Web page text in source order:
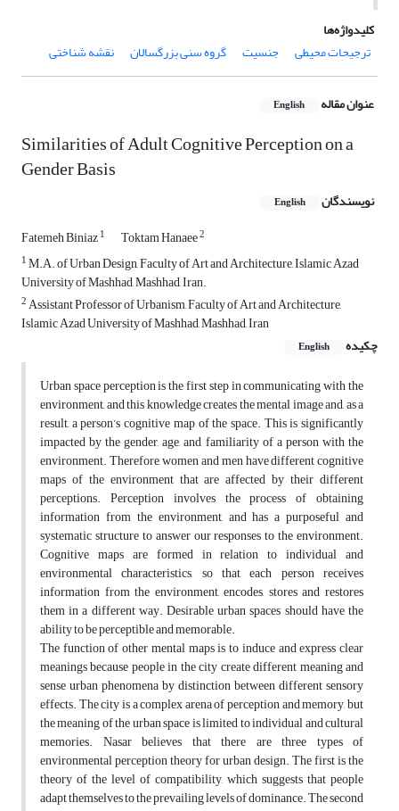
کلیدواژه‌ها
ترجیحات محیطی
جنسیت گروه سنی بزرگسالان نقشه شناختی
عنوان مقاله English
Similarities of Adult Cognitive Perception on a
Gender Basis
نویسندگان English
Fatemeh Biniaz1 Toktam Hanaee2
1M.A. of Urban Design, Faculty of Art and Architecture, Islamic Azad
University of Mashhad, Mashhad, Iran.
2Assistant Professor of Urbanism, Faculty of Art and Architecture,
Islamic Azad University of Mashhad, Mashhad, Iran
چکیده
English
Urban space perception is the first step in communicating with the
environment, and this knowledge creates the mental image and, as a
result, a person’s cognitive map of the space. This is significantly
impacted by the gender, age, and familiarity of a person with the
environment. Therefore, women and men have different cognitive
maps of the environment that are affected by their different
perceptions. Perception involves the process of obtaining
information from the environment, and has a purposeful and
systematic structure to answer our responses to the environment.
Cognitive maps are formed in relation to individual and
environmental characteristics, so that each person receives
information from the environment, encodes, stores and restores
them in a different way. Desirable urban spaces should have the
ability to be perceptible and memorable.
The function of other mental maps is to induce and express clear
meanings because people in the city create different meaning and
sense urban phenomena by distinction between different sensory
effects. The city is a complex arena of perception and memory, but
the meaning of the urban space is limited to individual and cultural
memories. Nasar believes that there are three types of
environmental perception theory for urban design. The first is the
theory of the level of compatibility, which suggests that people
adapt themselves to the prevailing levels of dominance. The second